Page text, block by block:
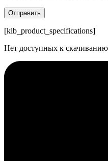
[klb_product_specifications]
Нет доступных к